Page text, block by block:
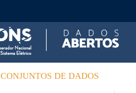
CONJUNTOS DE DADOS